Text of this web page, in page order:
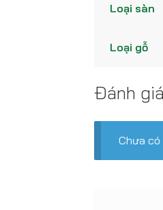
Loại sàn
Loại gỗ
Đánh giá
Chưa có